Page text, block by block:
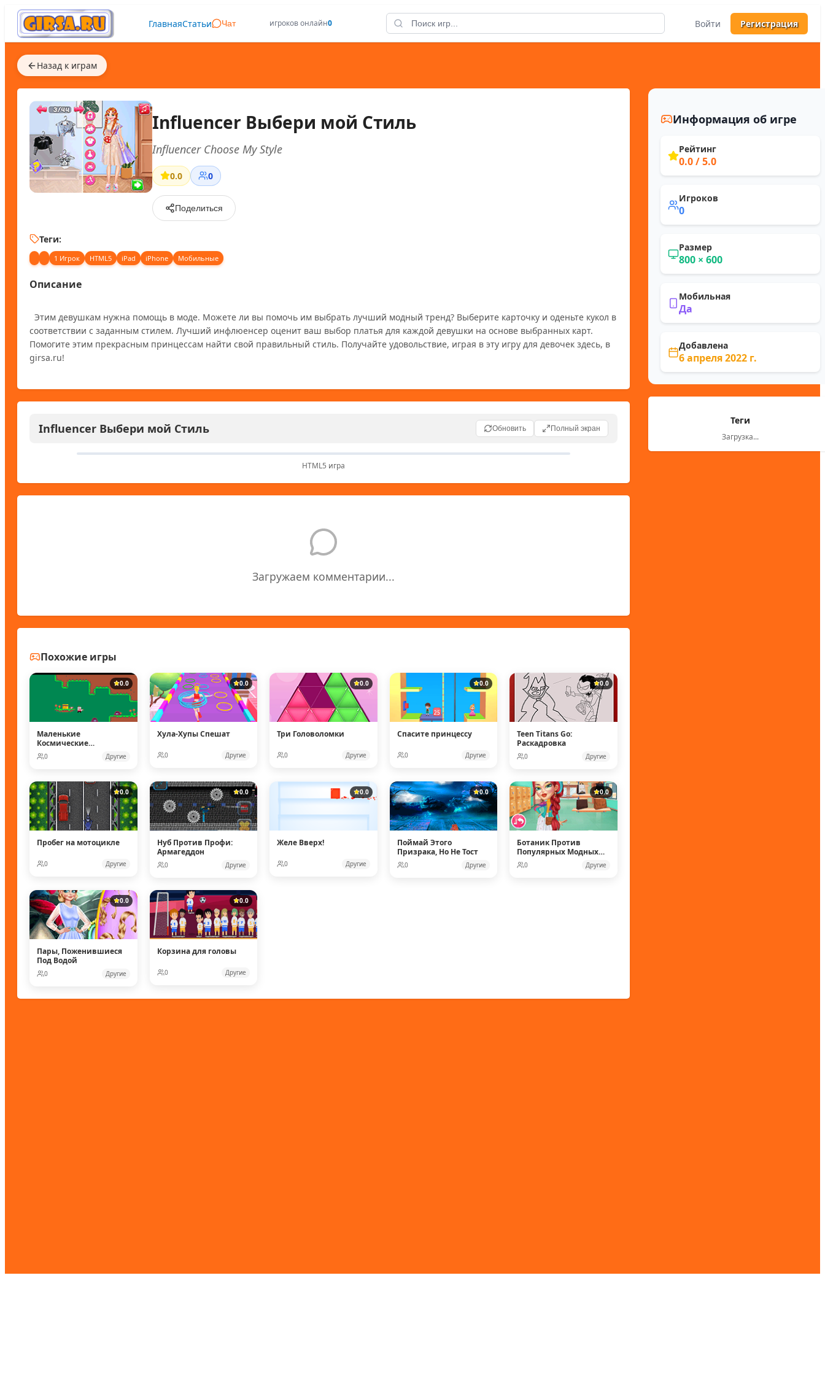
ГлавнаяСтатьи Чат игроков онлайн0 Войти Регистрация
Назад к играм
Influencer Выбери мой Стиль
Influencer Choose My Style
0.0 0
Поделиться
Теги:
1 Игрок HTML5 iPad iPhone Мобильные
Описание
соответствии с заданным стилем. Лучший инфлюенсер оценит ваш выбор платья для каждой девушки на основе выбранных карт.
Помогите этим прекрасным принцессам найти свой правильный стиль. Получайте удовольствие, играя в эту игру для девочек здесь, в
Influencer Выбери мой Стиль Обновить Полный экран
HTML5 игра
Загружаем комментарии...
Похожие игры
0.0
Маленькие
Космические
рейнджеры
0 Другие
0.0
Хула-Хупы Спешат
0 Другие
0.0
Три Головоломки
0 Другие
0.0
Спасите принцессу
0 Другие
0.0
Teen Titans Go:
Раскадровка
0 Другие
0.0
Пробег на мотоцикле
0 Другие
0.0
Нуб Против Профи:
Армагеддон
0 Другие
0.0
Желе Вверх!
0 Другие
0.0
Поймай Этого
Призрака, Но Не Тост
0 Другие
0.0
Ботаник Против
Популярных Модных
Кукол
0 Другие
0.0
Пары, Поженившиеся
Под Водой
0 Другие
0.0
Корзина для головы
0 Другие
Информация об игре
Рейтинг
0.0/ 5.0
Игроков
0
Размер
800 × 600
Мобильная
Да
Добавлена
6 апреля 2022 г.
Теги
Загрузка...